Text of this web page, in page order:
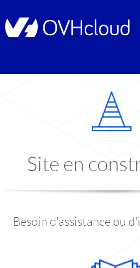
Site en
Besoin d'assistance ou